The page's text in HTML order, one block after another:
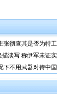
张彻查其是否为特工
描淡写 称伊军未证实
下不用武器对待中国